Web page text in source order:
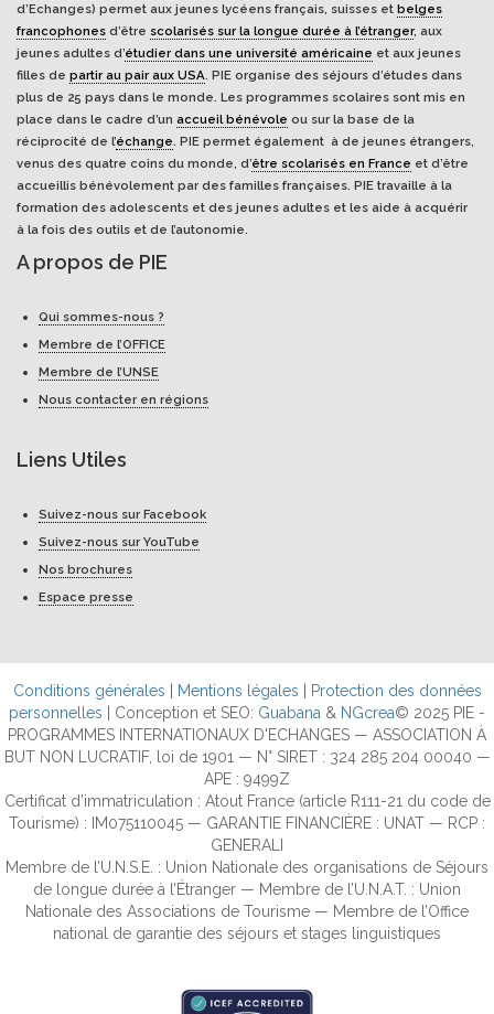
d’Echanges) permet aux jeunes lycéens français, suisses et belges
francophones d’être scolarisés sur la longue durée à l’étranger, aux
jeunes adultes d’étudier dans une université américaine et aux jeunes
filles de partir au pair aux USA. PIE organise des séjours d’études dans
plus de 25 pays dans le monde. Les programmes scolaires sont mis en
place dans le cadre d’un accueil bénévole ou sur la base de la
réciprocité de l’échange. PIE permet également à de jeunes étrangers,
venus des quatre coins du monde, d’être scolarisés en France et d’être
accueillis bénévolement par des familles françaises. PIE travaille à la
formation des adolescents et des jeunes adultes et les aide à acquérir
à la fois des outils et de l’autonomie.
A propos de PIE
Qui sommes-nous ?
Membre de l’OFFICE
Membre de l’UNSE
Nous contacter en régions
Liens Utiles
Suivez-nous sur Facebook
Suivez-nous sur YouTube
Nos brochures
Espace presse
Conditions générales Mentions légales
Protection des données
personnelles | Conception et SEO: Guabana & NGcrea© 2025 PIE -
PROGRAMMES INTERNATIONAUX D'ECHANGES — ASSOCIATION À
BUT NON LUCRATIF, loi de 1901 — N° SIRET : 324 285 204 00040 —
APE : 9499Z
Certificat d’immatriculation : Atout France (article R111-21 du code de
Tourisme) : IM075110045 — GARANTIE FINANCIÈRE : UNAT — RCP :
GENERALI
Membre de l’U.N.S.E. : Union Nationale des organisations de Séjours
de longue durée à l’Étranger — Membre de l’U.N.A.T. : Union
Nationale des Associations de Tourisme — Membre de l’Office
national de garantie des séjours et stages linguistiques